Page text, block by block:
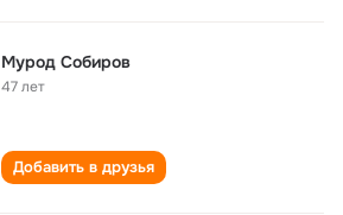
Мурод Собиров
47 лет
Добавить в друзья